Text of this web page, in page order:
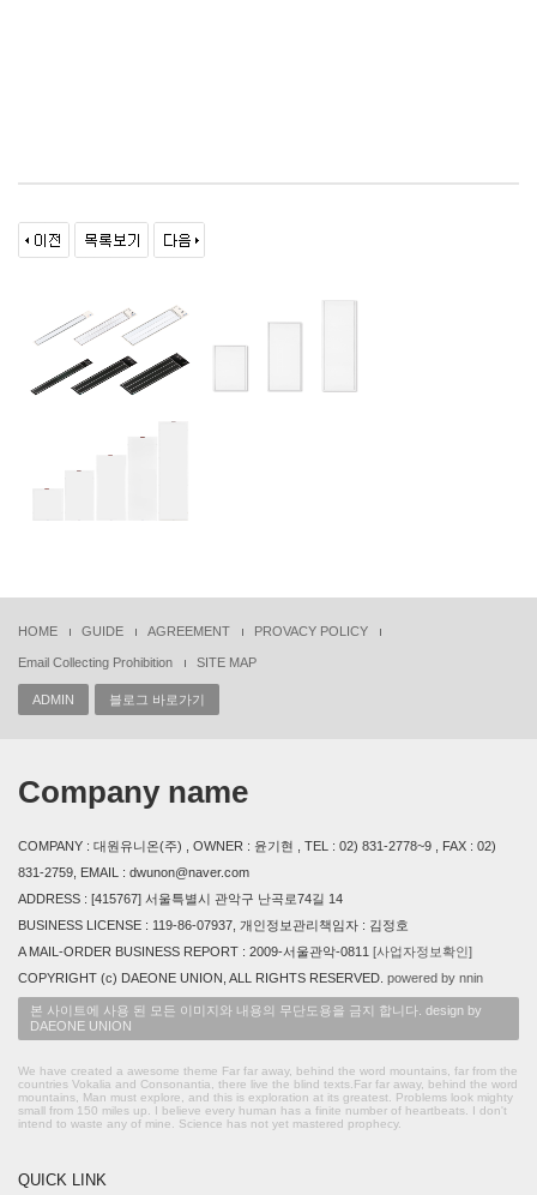
HOME GUIDE AGREEMENT PROVACY POLICY
Email Collecting Prohibition SITE MAP
ADMIN 블로그 바로가기
Company name
COMPANY : 대원유니온(주) , OWNER : 윤기현 , TEL : 02) 831-2778~9 , FAX : 02)
831-2759, EMAIL : dwunon@naver.com
ADDRESS : [415767] 서울특별시 관악구 난곡로74길 14
BUSINESS LICENSE : 119-86-07937, 개인정보관리책임자 : 김정호
A MAIL-ORDER BUSINESS REPORT : 2009-서울관악-0811 [사업자정보확인]
COPYRIGHT (c) DAEONE UNION, ALL RIGHTS RESERVED. powered by nnin
본 사이트에 사용 된 모든 이미지와 내용의 무단도용을 금지 합니다. design by
DAEONE UNION
We have created a awesome theme Far far away, behind the word mountains, far from the
countries Vokalia and Consonantia, there live the blind texts.Far far away, behind the word
mountains, Man must explore, and this is exploration at its greatest. Problems look mighty
small from 150 miles up. I believe every human has a finite number of heartbeats. I don't
intend to waste any of mine. Science has not yet mastered prophecy.
QUICK LINK